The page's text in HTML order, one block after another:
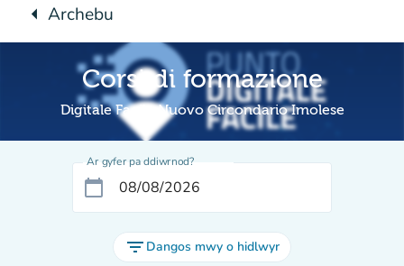
arrow_leftYn ôl i:
Archebu
Corsi di formazione
Digitale Facile Nuovo Circondario Imolese
Ar gyfer pa ddiwrnod?
calendar_today
filter_list Dangos mwy o hidlwyr